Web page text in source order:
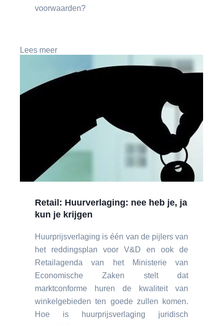
voorwaarden?
Lees meer
Retail: Huurverlaging: nee heb je, ja
kun je krijgen
Huurprijsverlaging is één van de pijlers van
het reddingsplan voor V&D en ook de
Retailagenda van het Ministerie van
Economische Zaken stelt dat
marktconforme huren de kwaliteit van
winkelgebieden ten goede zullen komen.
Hoe is huurprijsverlaging juridisch